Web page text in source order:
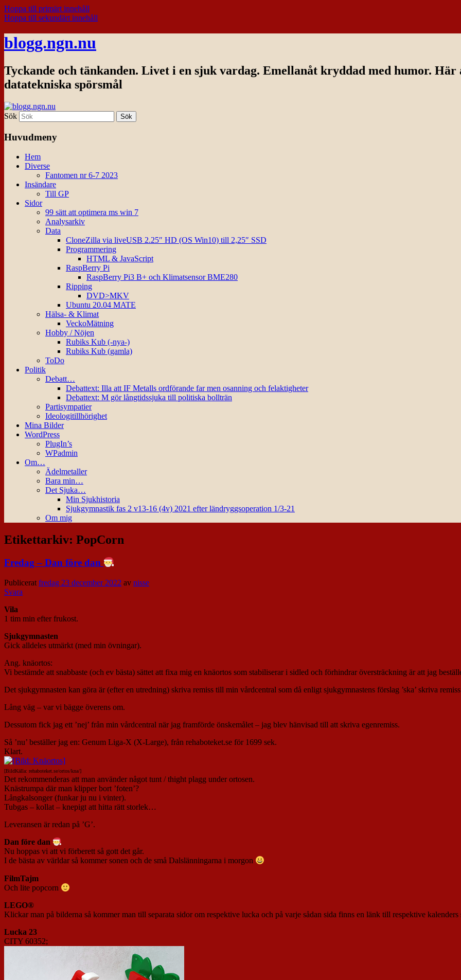
Hoppa till primärt innehåll
Hoppa till sekundärt innehåll
blogg.ngn.nu
Tyckande och tänkanden. Livet i en sjuk vardag. Emellanåt kryddad med humor. Här
datatekniska spörsmål
Sök
Huvudmeny
Hem
Diverse
Fantomen nr 6-7 2023
Insändare
Till GP
Sidor
99 sätt att optimera ms win 7
Analysarkiv
Data
CloneZilla via liveUSB 2.25″ HD (OS Win10) till 2,25″ SSD
Programmering
HTML & JavaScript
RaspBerry Pi
RaspBerry Pi3 B+ och Klimatsensor BME280
Ripping
DVD>MKV
Ubuntu 20.04 MATE
Hälsa- & Klimat
VeckoMätning
Hobby / Nöjen
Rubiks Kub (-nya-)
Rubiks Kub (gamla)
ToDo
Politik
Debatt…
Debattext: Illa att IF Metalls ordförande far men osanning och felaktigheter
Debattext: M gör långtidssjuka till politiska bollträn
Partisympatier
Ideologitillhörighet
Mina Bilder
WordPress
PlugIn’s
WPadmin
Om…
Ädelmetaller
Bara min…
Det Sjuka…
Min Sjukhistoria
Sjukgymnastik fas 2 v13-16 (4v) 2021 efter ländryggsoperation 1/3-21
Om mig
Etikettarkiv: PopCorn
Fredag – Dan före dan
Publicerat fredag 23 december 2022 av nisse
Svara
Vila
1 tim min efter frukost.
Sjukgymnasten
Gick alldeles utmärkt (med min övningar).
Ang. knäortos:
Vi bestämde att snabbaste (och ev bästa) sättet att fixa mig en knäortos som stabiliserar i sidled och förhindrar översträckning är att jag
Det sjukgymnasten kan göra är (efter en utredning) skriva remiss till min vårdcentral som då enligt sjukgymnastens förslag ’ska’ skriva
Lång väg – var vi bägge överens om.
Dessutom fick jag ett ’nej’ från min vårdcentral när jag framförde önskemålet – jag blev hänvisad till att skriva egenremiss.
Så ’nu’ beställer jag en: Genum Liga-X (X-Large), från rehaboteket.se för 1699 sek.
Klart.
[BildKälla: rehaboteket.se/ortos/kna/]
Det rekommenderas att man använder något tunt / thight plagg under ortosen.
Knästrumpa där man klipper bort ’foten’?
Långkalsonger (funkar ju nu i vinter).
Tubgas – kollat – knepigt att hitta rätt storlek…
Leveransen är redan på ’G’.
Dan före dan
Nu hoppas vi att vi förberett så gott det går.
I de bästa av världar så kommer sonen och de små Dalslänningarna i morgon
FilmTajm
Och lite popcorn
LEGO®
Klickar man på bilderna så kommer man till separata sidor om respektive lucka och på varje sådan sida finns en länk till respektive kalenders
Lucka 23
CITY 60352;